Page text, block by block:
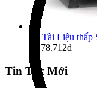
Tủ Tài Liệu
1.178.712đ
Tin Tức Mới